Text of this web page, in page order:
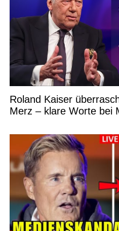
Roland Kaiser
Merz – klare Worte bei